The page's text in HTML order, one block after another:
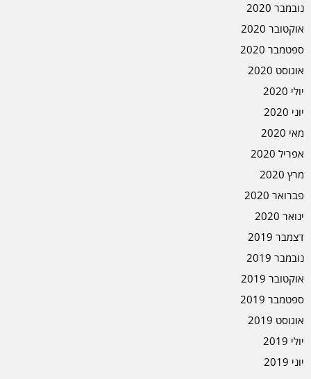
נובמבר 2020
אוקטובר 2020
ספטמבר 2020
אוגוסט 2020
יולי 2020
יוני 2020
מאי 2020
אפריל 2020
מרץ 2020
פברואר 2020
ינואר 2020
דצמבר 2019
נובמבר 2019
אוקטובר 2019
ספטמבר 2019
אוגוסט 2019
יולי 2019
יוני 2019